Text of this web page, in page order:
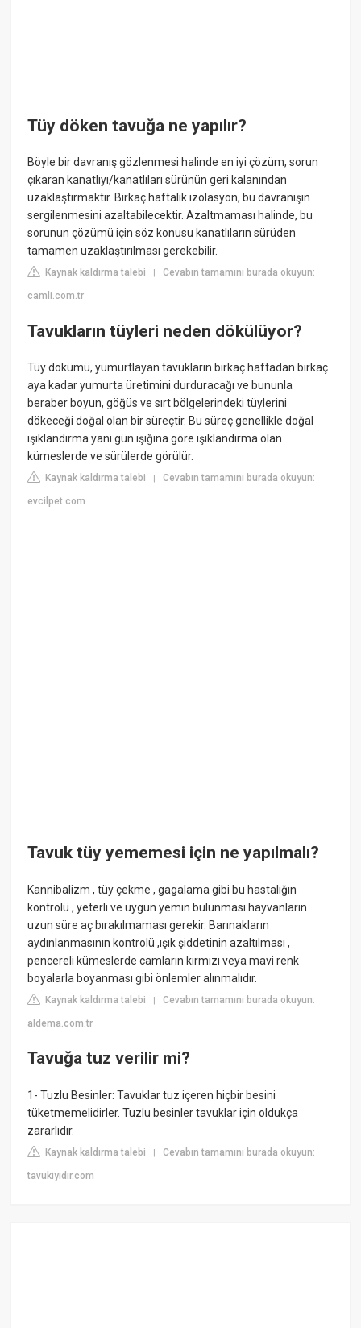
Tüy döken tavuğa ne yapılır?
Böyle bir davranış gözlenmesi halinde en iyi çözüm, sorun
çıkaran kanatlıyı/kanatlıları sürünün geri kalanından
uzaklaştırmaktır. Birkaç haftalık izolasyon, bu davranışın
sergilenmesini azaltabilecektir. Azaltmaması halinde, bu
sorunun çözümü için söz konusu kanatlıların sürüden
tamamen uzaklaştırılması gerekebilir.
Kaynak kaldırma talebi |Cevabın tamamını burada okuyun:
camli.com.tr
Tavukların tüyleri neden dökülüyor?
Tüy dökümü, yumurtlayan tavukların birkaç haftadan birkaç
aya kadar yumurta üretimini durduracağı ve bununla
beraber boyun, göğüs ve sırt bölgelerindeki tüylerini
dökeceği doğal olan bir süreçtir. Bu süreç genellikle doğal
ışıklandırma yani gün ışığına göre ışıklandırma olan
kümeslerde ve sürülerde görülür.
Kaynak kaldırma talebi |Cevabın tamamını burada okuyun:
evcilpet.com
Tavuk tüy yememesi için ne yapılmalı?
Kannibalizm , tüy çekme , gagalama gibi bu hastalığın
kontrolü , yeterli ve uygun yemin bulunması hayvanların
uzun süre aç bırakılmaması gerekir. Barınakların
aydınlanmasının kontrolü ,ışık şiddetinin azaltılması ,
pencereli kümeslerde camların kırmızı veya mavi renk
boyalarla boyanması gibi önlemler alınmalıdır.
Kaynak kaldırma talebi |Cevabın tamamını burada okuyun:
aldema.com.tr
Tavuğa tuz verilir mi?
1- Tuzlu Besinler: Tavuklar tuz içeren hiçbir besini
tüketmemelidirler. Tuzlu besinler tavuklar için oldukça
zararlıdır.
Kaynak kaldırma talebi |Cevabın tamamını burada okuyun:
tavukiyidir.com